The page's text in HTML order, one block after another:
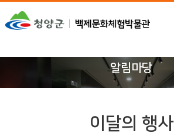
알림마당
이달의 행사